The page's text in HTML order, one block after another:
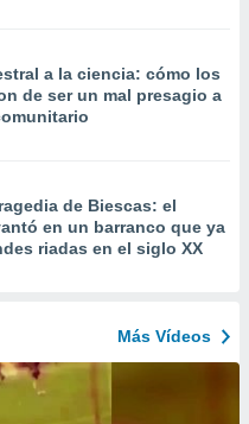
a la ciencia: cómo los
de ser un mal presagio a
de Biescas: el
en un barranco que ya
riadas en el siglo XX
Más Vídeos